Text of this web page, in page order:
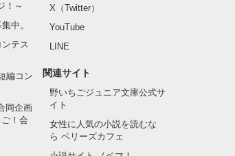
！～
中。
テス
編コン
同企画
！会
X（Twitter）
YouTube
LINE
関連サイト
野いちごジュニア文庫公式サ
イト
女性に人気の小説を読むな
ら ベリーズカフェ